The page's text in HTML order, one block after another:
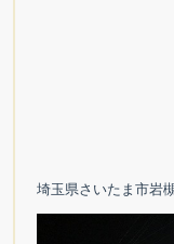
埼玉県さいたま市岩